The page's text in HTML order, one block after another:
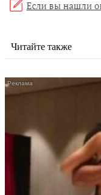
Читайте также